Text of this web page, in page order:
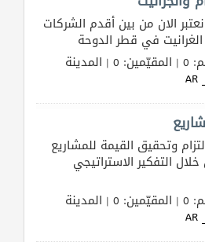
في عام 1991، نعتبر الان من بين أقدم الشركات
في قطر الدوحة
وتحقيق القيمة للمشاريع
التفكير الاستراتيجي